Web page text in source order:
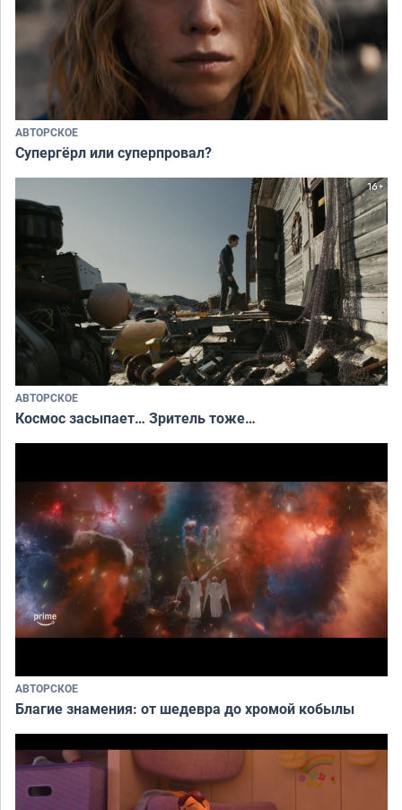
АВТОРСКОЕ
Супергёрл или суперпровал?
АВТОРСКОЕ
Космос засыпает… Зритель тоже…
АВТОРСКОЕ
Благие знамения: от шедевра до хромой кобылы